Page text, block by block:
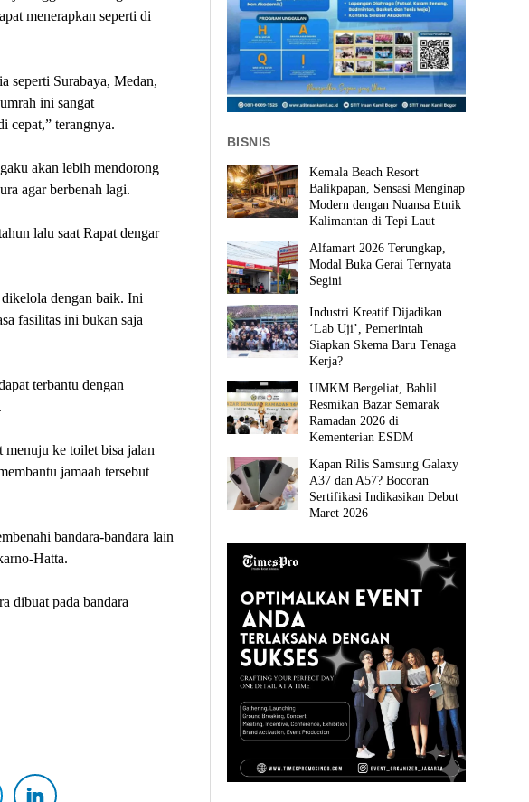
menerapkan seperti di
seperti Surabaya, Medan,
ini sangat
cepat,” terangnya.
akan lebih mendorong
agar berbenah lagi.
lalu saat Rapat dengar
dengan baik. Ini
fasilitas ini bukan saja
terbantu dengan
menuju ke toilet bisa jalan
jamaah tersebut
bandara-bandara lain
Hatta.
dibuat pada bandara
BISNIS
Kemala Beach Resort
Balikpapan, Sensasi Menginap
Modern dengan Nuansa Etnik
Kalimantan di Tepi Laut
Alfamart 2026 Terungkap,
Modal Buka Gerai Ternyata
Segini
Industri Kreatif Dijadikan
‘Lab Uji’, Pemerintah
Siapkan Skema Baru Tenaga
Kerja?
UMKM Bergeliat, Bahlil
Resmikan Bazar Semarak
Ramadan 2026 di
Kementerian ESDM
Kapan Rilis Samsung Galaxy
A37 dan A57? Bocoran
Sertifikasi Indikasikan Debut
Maret 2026